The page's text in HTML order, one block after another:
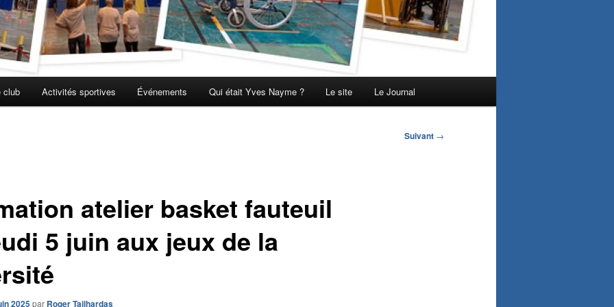
club Activités sportives Événements Qui était Yves Nayme ? Le site Le Journal
Suivant →
atelier basket fauteuil
5 juin aux jeux de la
2025par Roger Tailhardas